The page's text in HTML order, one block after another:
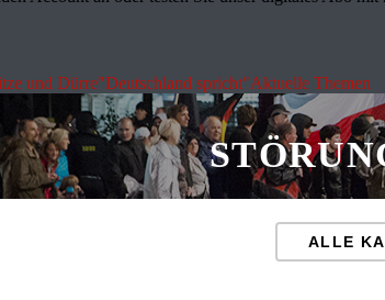
und Dürre"Deutschland spricht"Aktuelle Themen